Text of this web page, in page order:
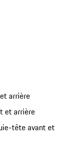
arrière
et arrière
tête avant et